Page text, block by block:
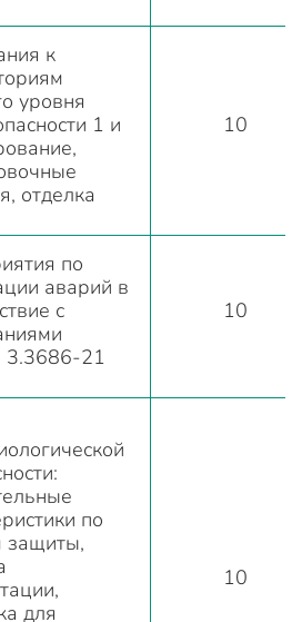
к
уровня
1 и
отделка
10
по
аварий в
с
3.3686-21
10
по
защиты,
для
10